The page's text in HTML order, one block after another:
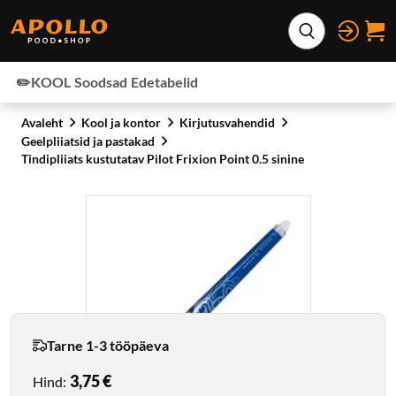
Laienda
✏️KOOL Soodsad Edetabelid
Avaleht Kool ja kontor
Kirjutusvahendid
Geelpliiatsid ja pastakad
Tindipliiats kustutatav Pilot Frixion Point 0.5 sinine
Tarne 1-3 tööpäeva
Hind: 3,75 €